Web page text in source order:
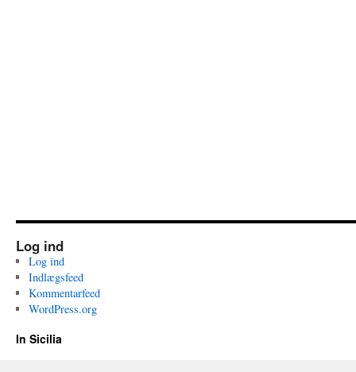
Log ind
Log ind
Indlægsfeed
Kommentarfeed
WordPress.org
In Sicilia